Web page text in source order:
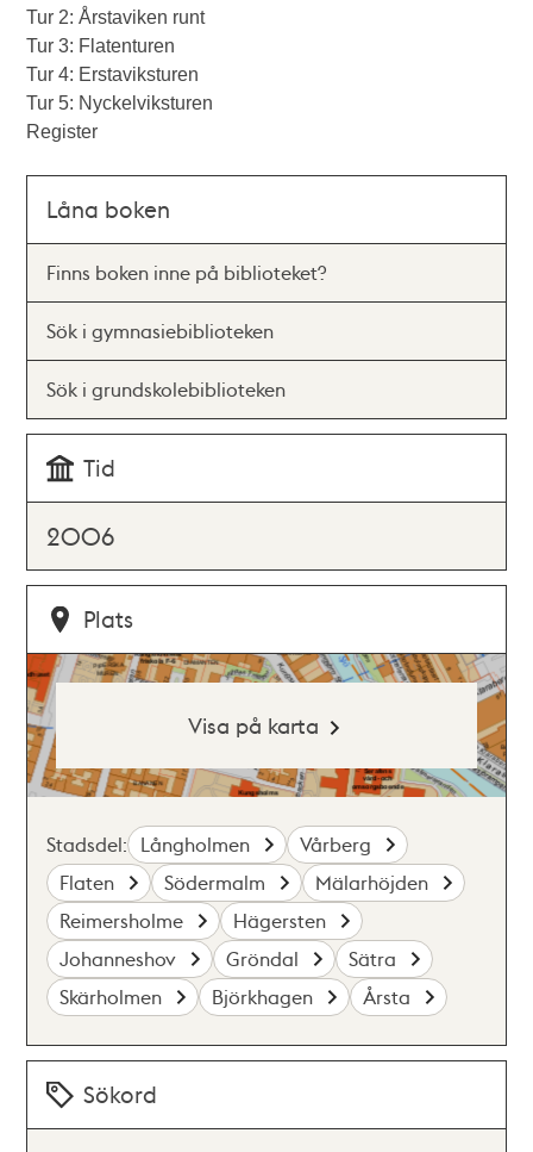
Tur 2: Årstaviken runt
Tur 3: Flatenturen
Tur 4: Erstaviksturen
Tur 5: Nyckelviksturen
Register
Låna boken
Finns boken inne på biblioteket?
Sök i gymnasiebiblioteken
Sök i grundskolebiblioteken
Tid
2006
Plats
Visa på karta
Stadsdel: Långholmen
Vårberg
Flaten
Södermalm
Mälarhöjden
Reimersholme
Hägersten
Johanneshov
Gröndal
Sätra
Skärholmen
Björkhagen Årsta
Sökord